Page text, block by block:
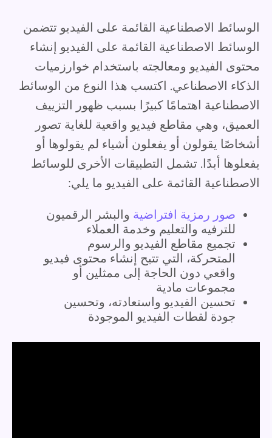
الوسائط الاصطناعية القائمة على الفيديو تتضمن
الوسائط الاصطناعية القائمة على الفيديو إنشاء
محتوى الفيديو ومعالجته باستخدام خوارزميات
الذكاء الاصطناعي. اكتسب هذا النوع من الوسائط
الاصطناعية اهتمامًا كبيرًا بسبب ظهور التزييف
العميق، وهي مقاطع فيديو واقعية للغاية تصور
أشخاصًا يقولون أو يفعلون أشياء لم يقولوها أو
يفعلوها أبدًا. تشمل التطبيقات الأخرى للوسائط
الاصطناعية القائمة على الفيديو ما يلي:
صور رمزية افتراضية والبشر الرقميون
للترفيه والتعليم وخدمة العملاء
تجميع مقاطع الفيديو والرسوم
المتحركة، التي تتيح إنشاء محتوى فيديو
واقعي دون الحاجة إلى ممثلين أو
مجموعات مادية
تحسين الفيديو واستعادته، وتحسين
جودة لقطات الفيديو الموجودة